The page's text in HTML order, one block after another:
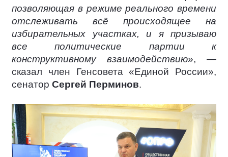
позволяющая в режиме реального времени
отслеживать всё происходящее на
избирательных участках, и я призываю
все политические партии к
конструктивному взаимодействию», —
сказал член Генсовета «Единой России»,
сенатор Сергей Перминов.